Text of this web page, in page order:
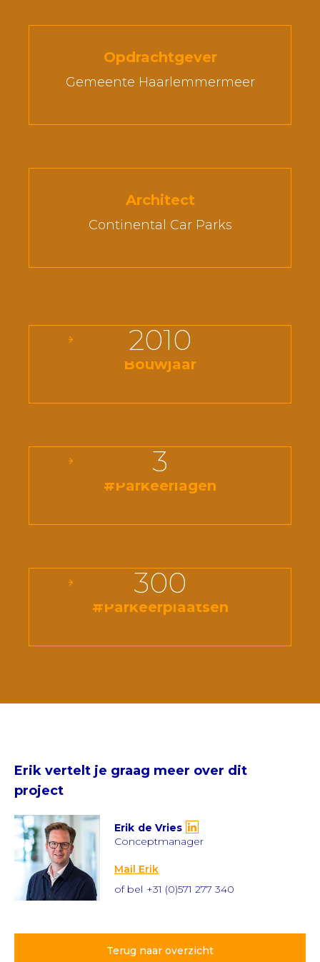
Opdrachtgever
Gemeente Haarlemmermeer
Architect
Continental Car Parks
Bouwjaar
2010
#Parkeerlagen
3
#Parkeerplaatsen
300
Erik vertelt je graag meer over dit
project
Erik de Vries
Conceptmanager
Mail Erik
of bel +31 (0)571 277 340
Terug naar overzicht